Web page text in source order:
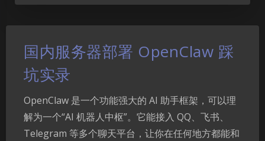
国内服务器部署 OpenClaw 踩
坑实录
OpenClaw 是一个功能强大的 AI 助手框架，可以理
解为一个“AI 机器人中枢”。它能接入 QQ、飞书、
Telegram 等多个聊天平台，让你在任何地方都能和